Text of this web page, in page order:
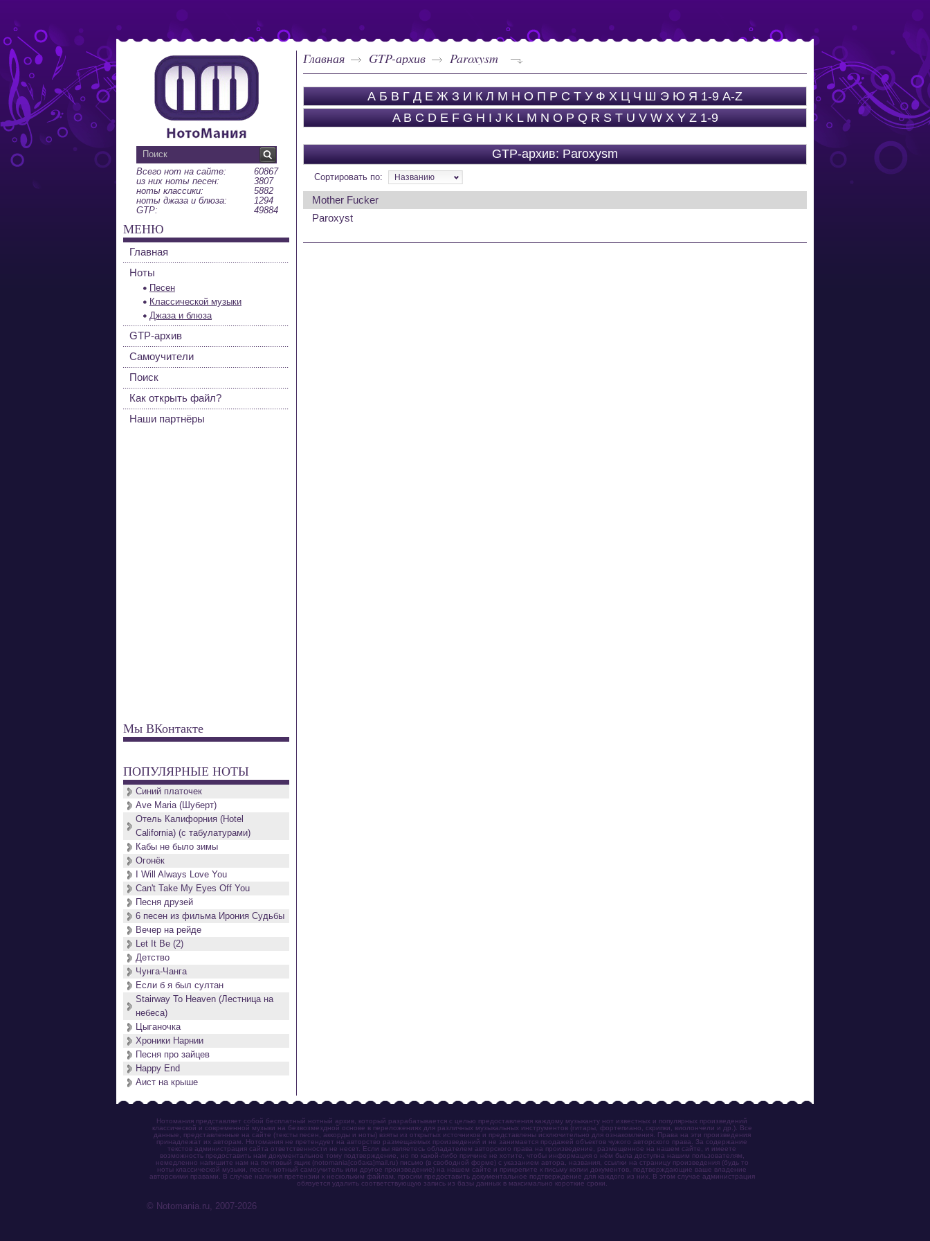
Главная GTP-архив Paroxysm
А Б В Г Д Е Ж З И К Л М Н О П Р С Т У Ф Х Ц Ч Ш Э Ю Я 1-9 A-Z
A B C D E F G H I J K L M N O P Q R S T U V W X Y Z 1-9
GTP-архив: Paroxysm
Сортировать по: Названию
Mother Fucker
Paroxyst
Всего нот на сайте:
60867
из них ноты песен:
3807
ноты классики:
5882
ноты джаза и блюза:
1294
GTP:
49884
МЕНЮ
Главная
Ноты
Песен
Классической музыки
Джаза и блюза
GTP-архив
Самоучители
Поиск
Как открыть файл?
Наши партнёры
Мы ВКонтакте
ПОПУЛЯРНЫЕ НОТЫ
Синий платочек
Ave Maria (Шуберт)
Отель Калифорния (Hotel
California) (с табулатурами)
Кабы не было зимы
Огонёк
I Will Always Love You
Can't Take My Eyes Off You
Песня друзей
6 песен из фильма Ирония Судьбы
Вечер на рейде
Let It Be (2)
Детство
Чунга-Чанга
Если б я был султан
Stairway To Heaven (Лестница на
небеса)
Цыганочка
Хроники Нарнии
Песня про зайцев
Happy End
Аист на крыше
Нотомания представляет собой бесплатный нотный архив, который разрабатывается с целью предоставления каждому музыканту нот известных и популярных произведений
классической и современной музыки на безвозмездной основе в переложениях для различных музыкальных инструментов (гитары, фортепиано, скрипки, виолончели и др.). Все
данные, представленные на сайте (тексты песен, аккорды и ноты) взяты из открытых источников и представлены исключительно для ознакомления. Права на эти произведения
принадлежат их авторам. Нотомания не претендует на авторство размещаемых произведений и не занимается продажей объектов чужого авторского права. За содержание
текстов администрация сайта ответственности не несет. Если вы являетесь обладателем авторского права на произведение, размещенное на нашем сайте, и имеете
возможность предоставить нам документальное тому подтверждение, но по какой-либо причине не хотите, чтобы информация о нём была доступна нашим пользователям,
немедленно напишите нам на почтовый ящик (notomania[собака]mail.ru) письмо (в свободной форме) с указанием автора, названия, ссылки на страницу произведения (будь то
ноты классической музыки, песен, нотный самоучитель или другое произведение) на нашем сайте и прикрепите к письму копии документов, подтверждающие ваше владение
авторскими правами. В случае наличия претензии к нескольким файлам, просим предоставить документальное подтверждение для каждого из них. В этом случае администрация
обязуется удалить соответствующую запись из базы данных в максимально короткие сроки.
© Notomania.ru, 2007-2026